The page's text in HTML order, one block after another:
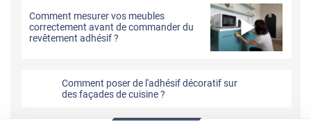
Comment mesurer vos meubles
correctement avant de commander du
revêtement adhésif ?
Comment poser de l'adhésif décoratif sur
des façades de cuisine ?